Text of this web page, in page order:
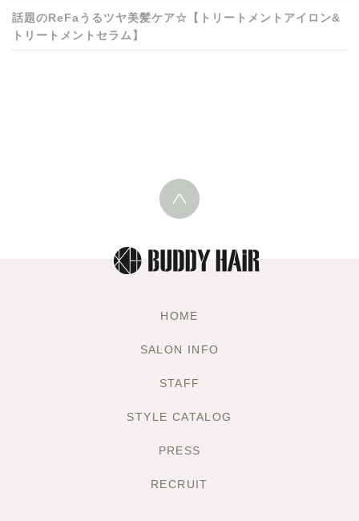
話題のReFaうるツヤ美髪ケア☆【トリートメントアイロン&
トリートメントセラム】
HOME
SALON INFO
STAFF
STYLE CATALOG
PRESS
RECRUIT